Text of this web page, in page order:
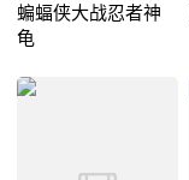
蝙蝠侠大战忍者神
龟